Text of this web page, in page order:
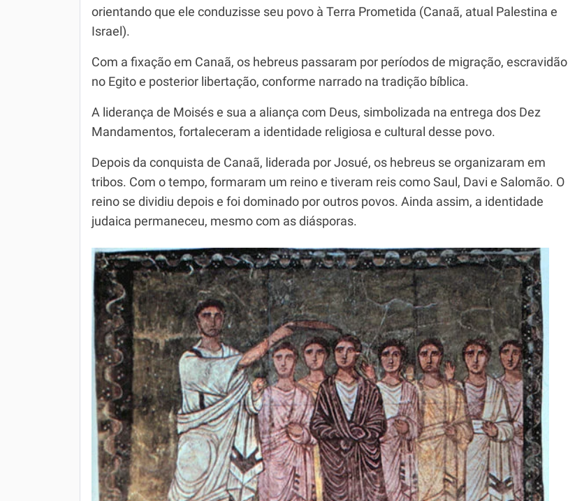
orientando que ele conduzisse seu povo à Terra Prometida (Canaã, atual Palestina e
Israel).
Com a fixação em Canaã, os hebreus passaram por períodos de migração, escravidão
no Egito e posterior libertação, conforme narrado na tradição bíblica.
A liderança de Moisés e sua a aliança com Deus, simbolizada na entrega dos Dez
Mandamentos, fortaleceram a identidade religiosa e cultural desse povo.
Depois da conquista de Canaã, liderada por Josué, os hebreus se organizaram em
tribos. Com o tempo, formaram um reino e tiveram reis como Saul, Davi e Salomão. O
reino se dividiu depois e foi dominado por outros povos. Ainda assim, a identidade
judaica permaneceu, mesmo com as diásporas.